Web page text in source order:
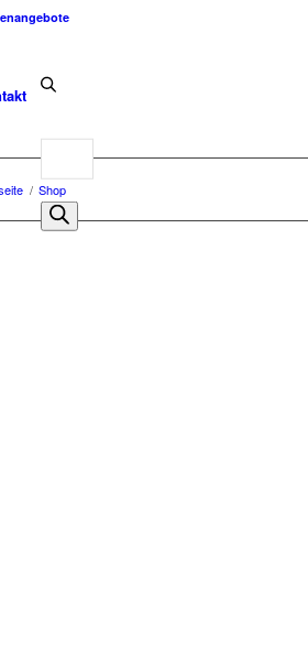
Products
search
/ Shop